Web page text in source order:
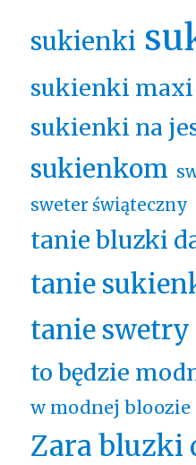
sukienki
sukienki
sukienki na
sukienkom
sweter świąteczny
tanie bluzki
tanie
tanie swetry
to będzie
w modnej bloozie
Zara bluzki